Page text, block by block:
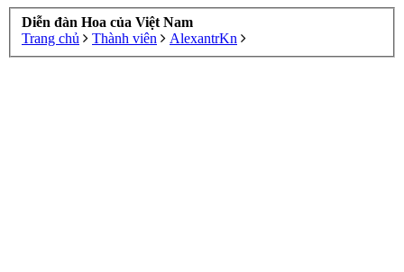
Diễn đàn Hoa của Việt Nam
Trang chủ
Thành viên AlexantrKn